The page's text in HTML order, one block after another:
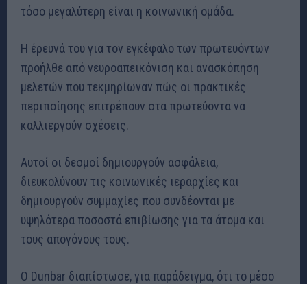
τόσο μεγαλύτερη είναι η κοινωνική ομάδα.
Η έρευνά του για τον εγκέφαλο των πρωτευόντων
προήλθε από νευροαπεικόνιση και ανασκόπηση
μελετών που τεκμηρίωναν πώς οι πρακτικές
περιποίησης επιτρέπουν στα πρωτεύοντα να
καλλιεργούν σχέσεις.
Αυτοί οι δεσμοί δημιουργούν ασφάλεια,
διευκολύνουν τις κοινωνικές ιεραρχίες και
δημιουργούν συμμαχίες που συνδέονται με
υψηλότερα ποσοστά επιβίωσης για τα άτομα και
τους απογόνους τους.
Ο Dunbar διαπίστωσε, για παράδειγμα, ότι το μέσο